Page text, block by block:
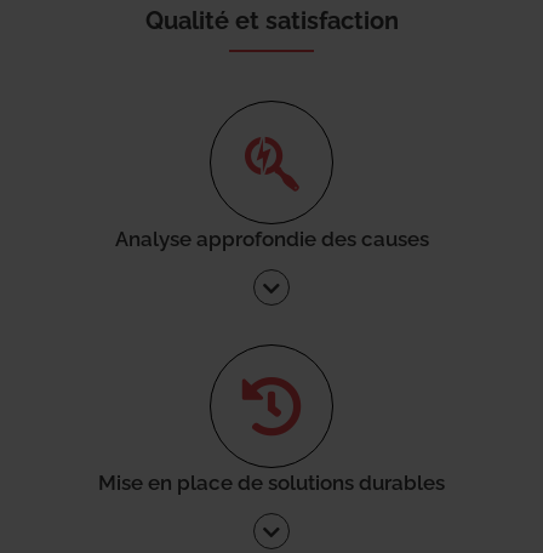
Qualité et satisfaction
Analyse approfondie des causes
Mise en place de solutions durables